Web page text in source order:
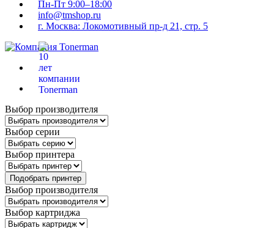
Пн-Пт 9:00–18:00
info@tmshop.ru
г. Москва: Локомотивный пр-д 21, стр. 5
Выбор производителя
Выбор серии
Выбор принтера
Подобрать принтер
Выбор производителя
Выбор картриджа